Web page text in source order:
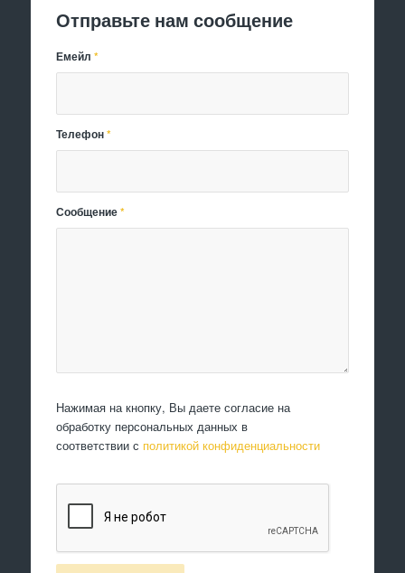
Отправьте нам сообщение
Емейл*
Телефон*
Сообщение*
Нажимая на кнопку, Вы даете согласие на
обработку персональных данных в
соответствии с политикой конфиденциальности